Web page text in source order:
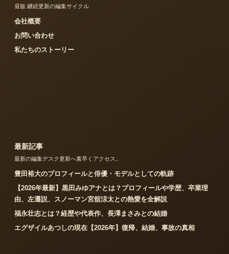
昼版 継続更新の編集サイクル
会社概要
お問い合わせ
私たちのストーリー
最新記事
最新の編集デスク更新へ素早くアクセス。
豊田裕大のプロフィールと俳優・モデルとしての軌跡
【2026年最新】黒田みゆアナとは？プロフィールや学歴、卒業理
由、左遷説、スノーマン宮舘涼太との熱愛を全解説
福永壮志とは？経歴や代表作、長澤まさみとの結婚
エグザイルあつしの現在【2026年】復帰、結婚、事故の真相